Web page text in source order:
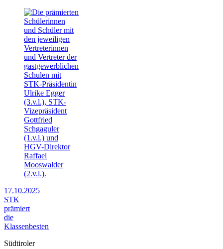
17.10.2025
STK
prämiert
die
Klassenbesten
Südtiroler